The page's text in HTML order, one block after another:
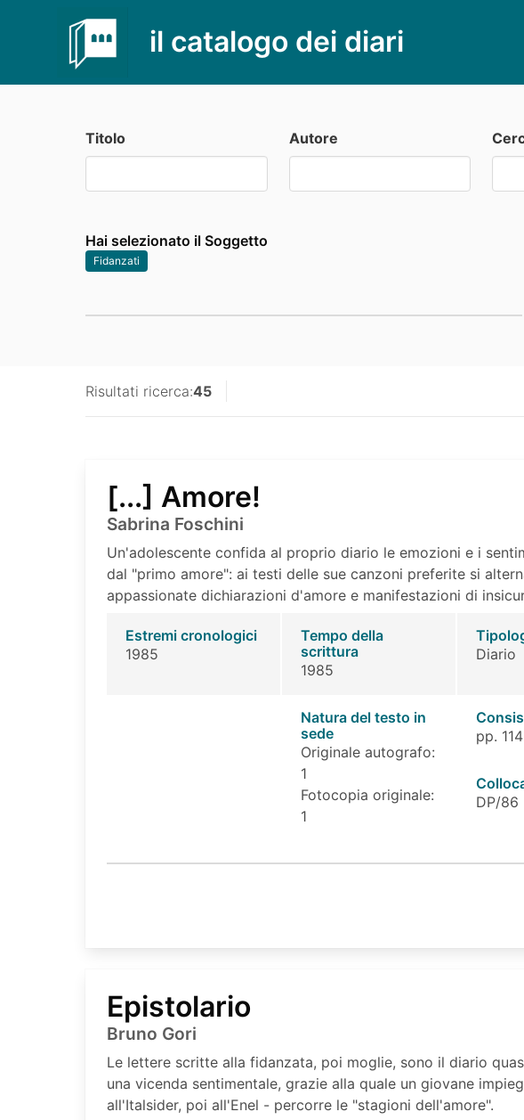
il catalogo dei diari
Titolo Autore
Hai selezionato il Soggetto
Fidanzati
Risultati ricerca:45
[...] Amore!
Sabrina Foschini
Un'adolescente confida al proprio diario le emozioni e i
dal "primo amore": ai testi delle sue canzoni preferite si
appassionate dichiarazioni d'amore e manifestazioni di
Estremi cronologici
1985
Tempo della
scrittura
1985
Diario
Natura del testo in
sede
Originale autografo:
1
Fotocopia originale:
1
pp. 114
DP/86
Epistolario
Bruno Gori
Le lettere scritte alla fidanzata, poi moglie, sono il diario
una vicenda sentimentale, grazie alla quale un giovane
all'Italsider, poi all'Enel - percorre le "stagioni dell'amore".